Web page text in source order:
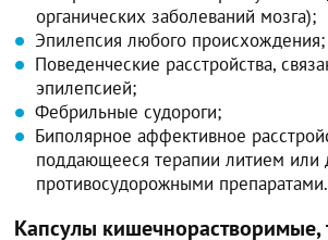
органических заболеваний мозга);
Эпилепсия любого происхождения;
Поведенческие расстройства,
эпилепсией;
Фебрильные судороги;
Биполярное аффективное
поддающееся терапии литием или
противосудорожными препаратами.
Капсулы кишечнорастворимые,